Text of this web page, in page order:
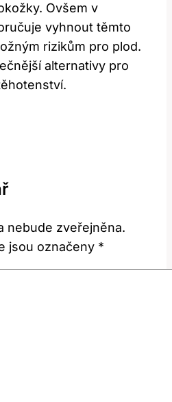
Ovšem v
vyhnout těmto
rizikům pro plod.
alternativy pro
nebude zveřejněna.
jsou označeny *